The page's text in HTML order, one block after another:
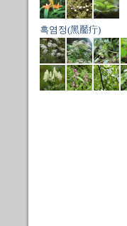
흑염정(黑靨疔)